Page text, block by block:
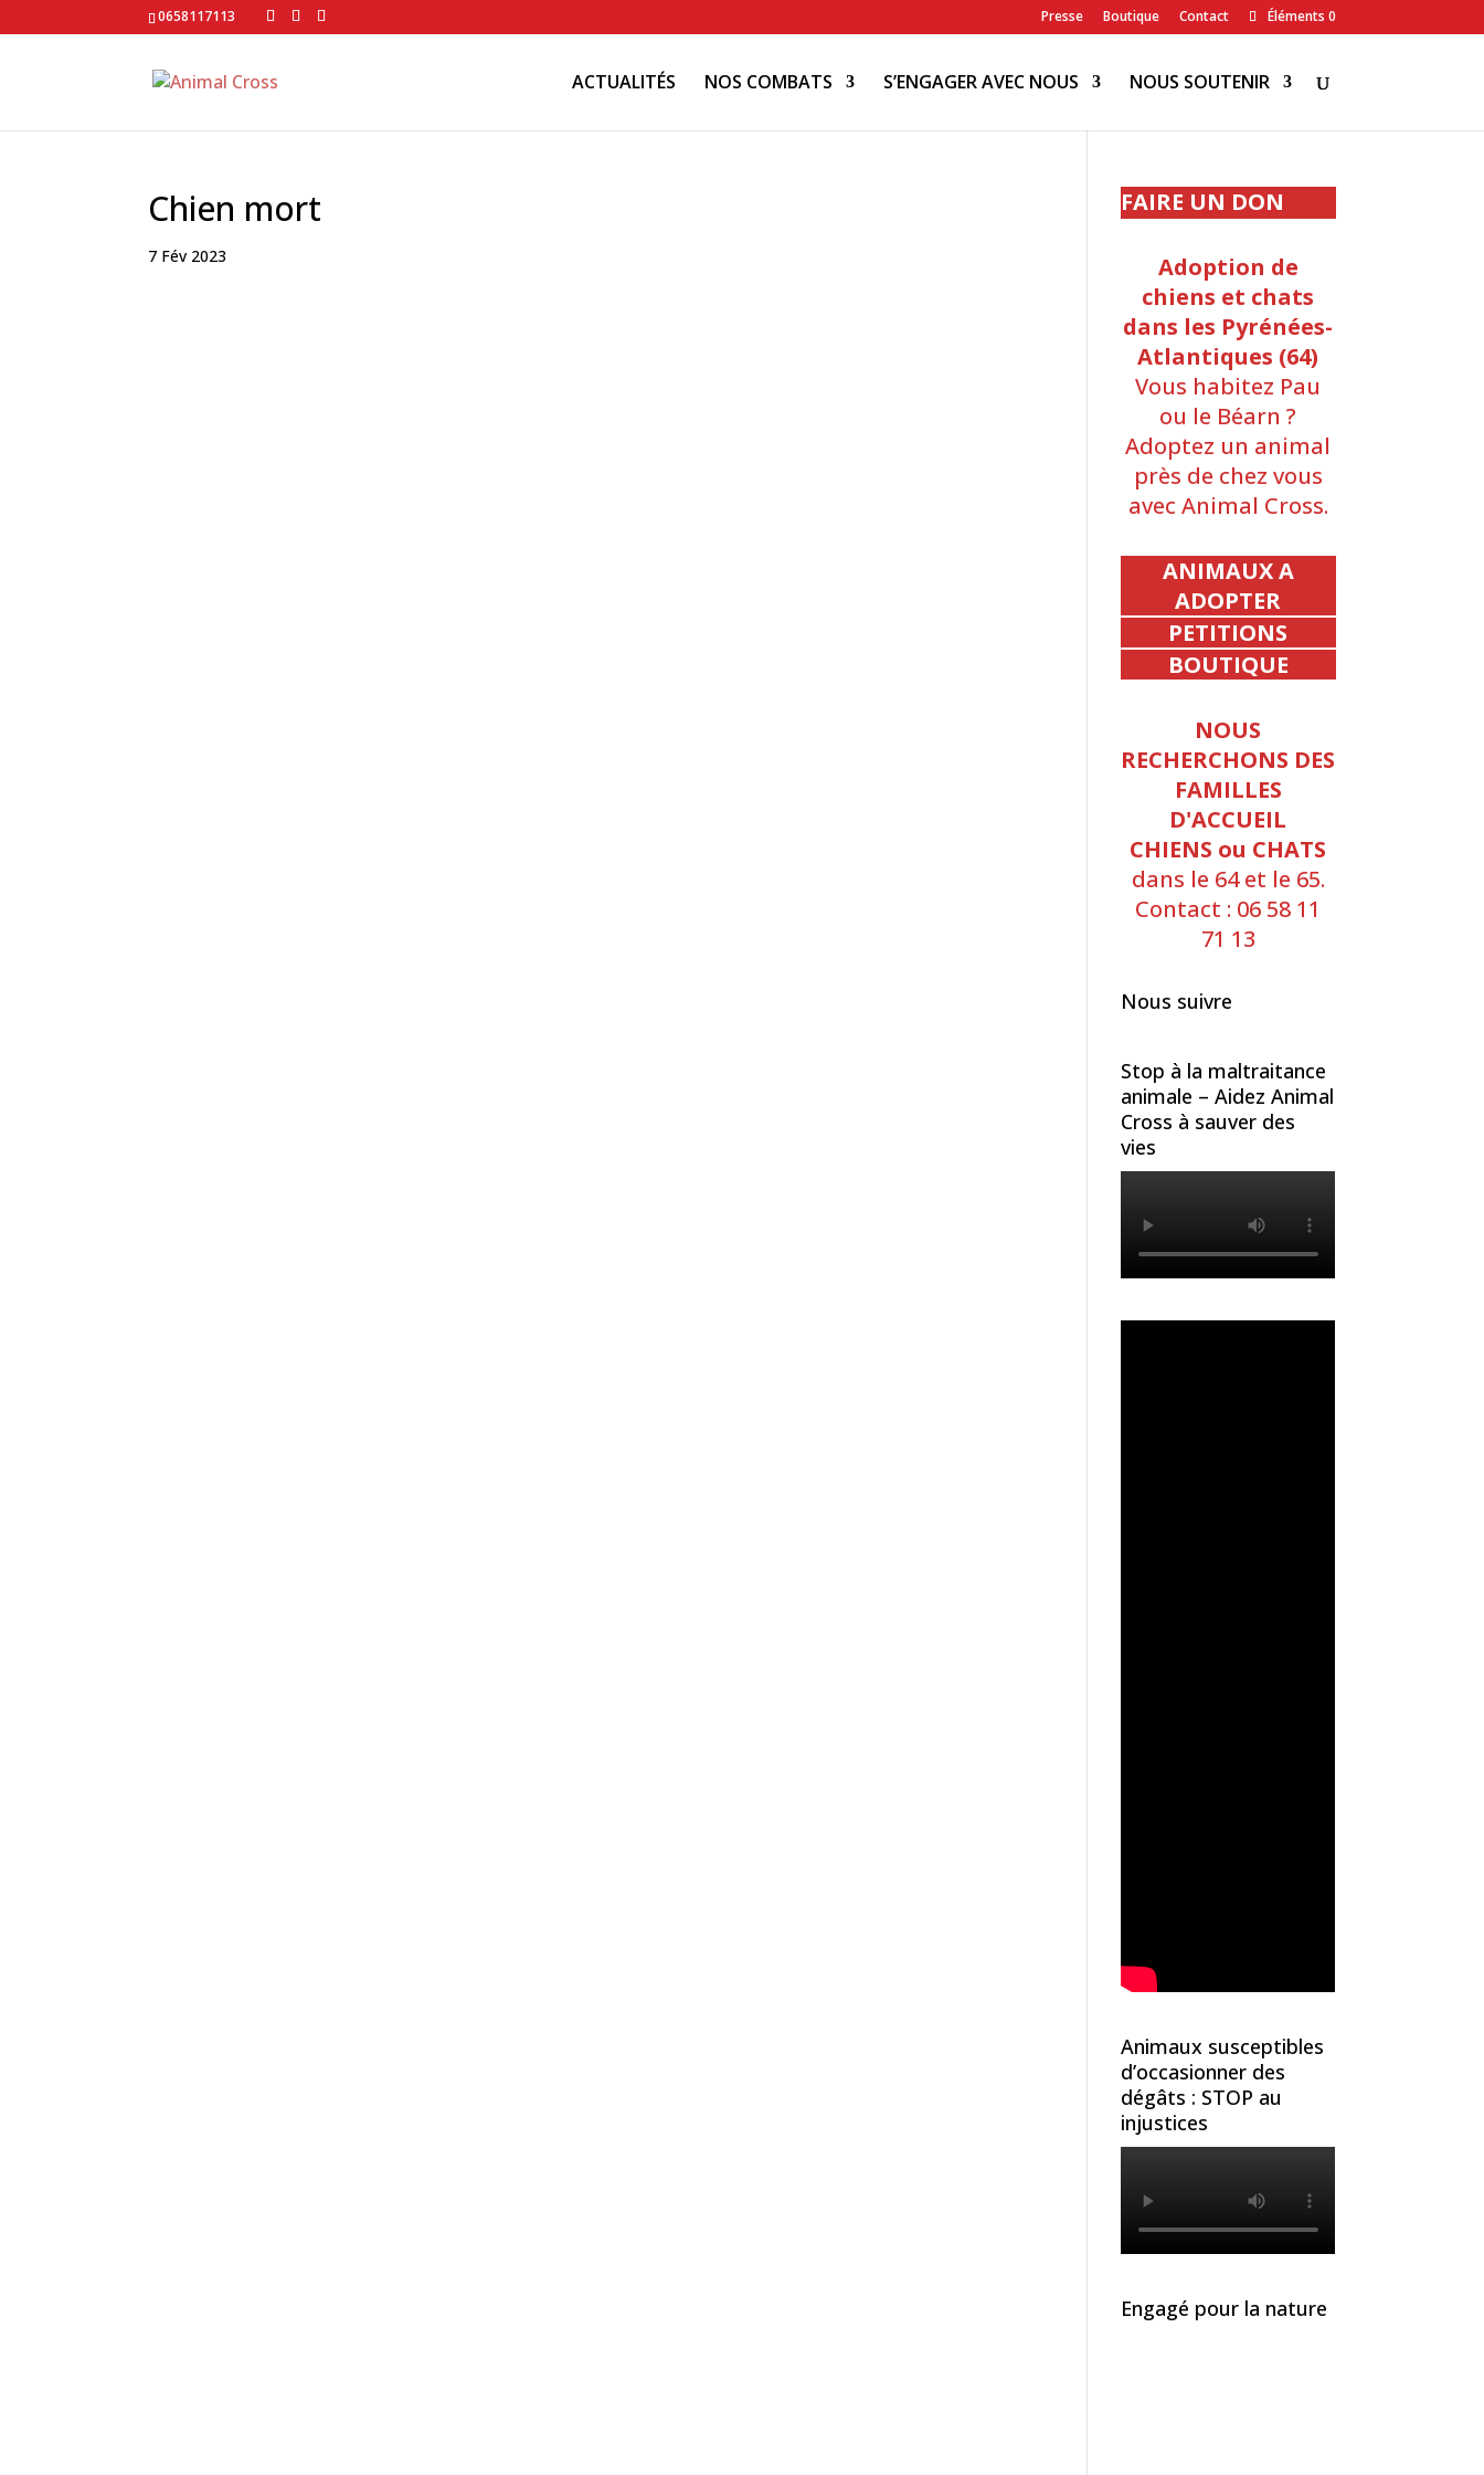
0658117113 Presse Boutique Contact Éléments 0
ACTUALITÉS NOS COMBATS S’ENGAGER AVEC NOUS NOUS SOUTENIR
Chien mort
7 Fév 2023
FAIRE UN DON
Adoption de
chiens et chats
dans les Pyrénées-
Atlantiques (64)
Vous habitez Pau
ou le Béarn ?
Adoptez un animal
près de chez vous
avec Animal Cross.
ANIMAUX A
ADOPTER
PETITIONS
BOUTIQUE
NOUS
RECHERCHONS DES
FAMILLES
D'ACCUEIL
CHIENS ou CHATS
dans le 64 et le 65.
Contact : 06 58 11
71 13
Nous suivre
Stop à la maltraitance
animale – Aidez Animal
Cross à sauver des
vies
Animaux susceptibles
d’occasionner des
dégâts : STOP au
injustices
Engagé pour la nature